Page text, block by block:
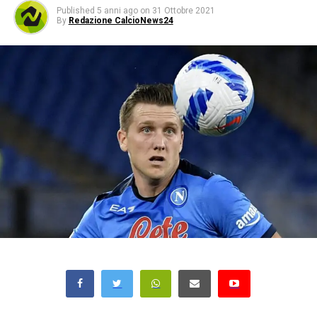
Published 5 anni ago on 31 Ottobre 2021
By Redazione CalcioNews24